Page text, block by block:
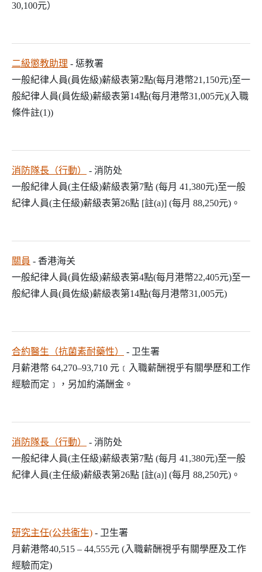
30,100元）
二級懲教助理 - 惩教署
一般紀律人員(員佐級)薪級表第2點(每月港幣21,150元)至一
般紀律人員(員佐級)薪級表第14點(每月港幣31,005元)(入職
條件註(1))
消防隊長（行動）
- 消防处
一般紀律人員(主任級)薪級表第7點 (每月 41,380元)至一般
紀律人員(主任級)薪級表第26點 [註(a)] (每月 88,250元)。
關員 - 香港海关
一般紀律人員(員佐級)薪級表第4點(每月港幣22,405元)至一
般紀律人員(員佐級)薪級表第14點(每月港幣31,005元)
合約醫生（抗菌素耐藥性）
- 卫生署
月薪港幣 64,270–93,710 元﹝入職薪酬視乎有關學歷和工作
經驗而定﹞，另加約滿酬金。
消防隊長（行動）
- 消防处
一般紀律人員(主任級)薪級表第7點 (每月 41,380元)至一般
紀律人員(主任級)薪級表第26點 [註(a)] (每月 88,250元)。
研究主任(公共衞生) - 卫生署
月薪港幣40,515 – 44,555元 (入職薪酬視乎有關學歷及工作
經驗而定)